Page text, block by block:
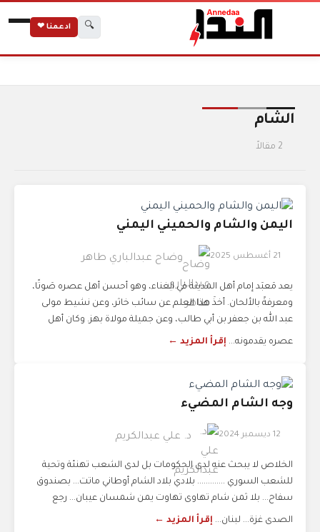
🔍 ادعمنا ❤
الشام
2 مقالاً
اليمن والشام والحميني اليمني
21 أغسطس 2025 وضاح عبدالباري طاهر
يعد مَعبَد إمام أهل المدينة في الغناء، وهو أحسن أهل عصره صَوتًا،
ومعرفةً بالألحان. أخذَ هذا العلم عن سائب خاثر، وعن نشيط مولى
عبد الله بن جعفر بن أبي طالب، وعن جميلة مولاة بهز. وكان أهل
عصره يقدمونه... إقرأ المزيد ←
وجه الشام المضيء
12 ديسمبر 2024 د. علي عبدالكريم
الخلاص لا يبحث عنه لدى الحكومات بل لدى الشعب تهنئة وتحية
للشعب السوري ............. بلادي بلاد الشام أوطاني ماتت... بصندوق
سفاح... بلا ثمن شام تهاوى تهاوت يمن شمسان عيبان... رجع
الصدى غزة... لبنان... إقرأ المزيد ←